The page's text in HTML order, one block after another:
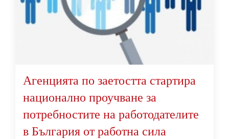
Агенцията по заетостта стартира
национално проучване за
потребностите на работодателите
в България от работна сила